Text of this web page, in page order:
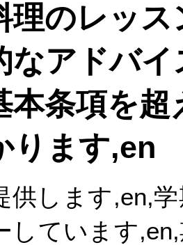
理のレッ
なアドバ
本条項を
ります,en
供します,en,
しています